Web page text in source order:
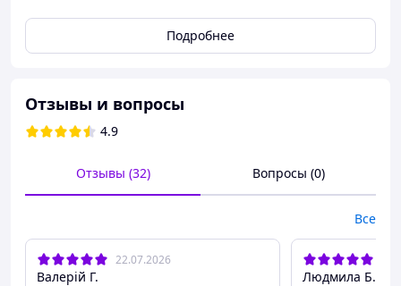
аромат натурального молотого кофе со скоростью
приготовления растворимого кофе. Новая уникальная
частицы обжаренных и ультра-мелко смолотых
кофейных зерен. Таким образом, в кофе сохраняется
все богатство кофейного зерна.
Насыпьте в чашку 1.5-2 чайных ложки, залейте
Хранить в сухом, прохладном месте при относительной
влажности не более 75%
Подробнее
Отзывы и вопросы
4.9
Отзывы (32) Вопросы (0)
Все
22.07.2026
Валерій Г. Людмила Б.